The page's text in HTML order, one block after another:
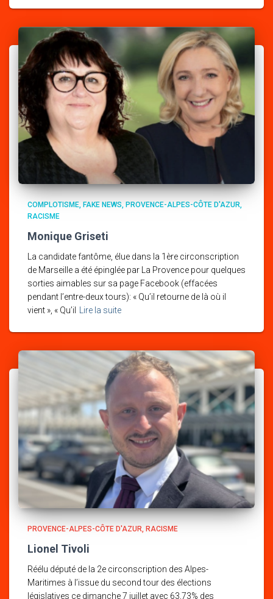
COMPLOTISME FAKE NEWS
PROVENCE-ALPES-CÔTE D'AZUR
RACISME
Monique Griseti
La candidate fantôme, élue dans la 1ère circonscription
de Marseille a été épinglée par La Provence pour quelques
sorties aimables sur sa page Facebook (effacées
pendant l’entre-deux tours): « Qu’il retourne de là où il
vient », « Qu’il
Lire la suite
PROVENCE-ALPES-CÔTE D'AZUR RACISME
Lionel Tivoli
Réélu député de la 2e circonscription des Alpes-
Maritimes à l’issue du second tour des élections
législatives ce dimanche 7 juillet avec 63,73% des